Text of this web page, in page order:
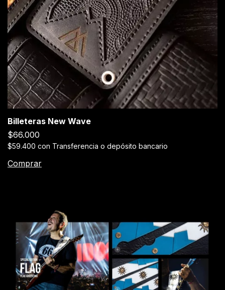
Billeteras New Wave
$66.000
$59.400 con Transferencia o depósito bancario
Comprar